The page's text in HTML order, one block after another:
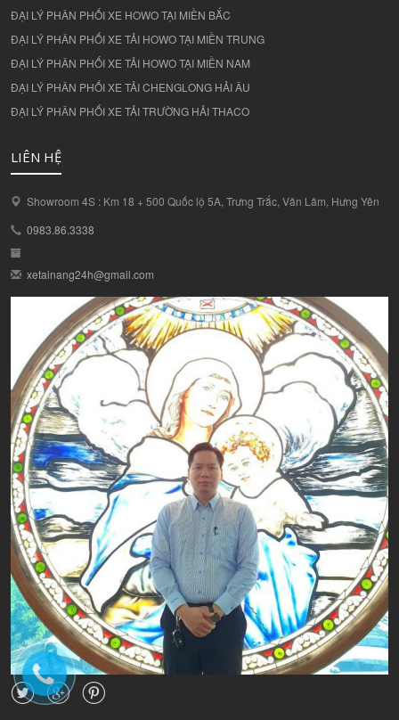
ĐẠI LÝ PHÂN PHỐI XE HOWO TẠI MIỀN BẮC
ĐẠI LÝ PHÂN PHỐI XE TẢI HOWO TẠI MIỀN TRUNG
ĐẠI LÝ PHÂN PHỐI XE TẢI HOWO TẠI MIỀN NAM
ĐẠI LÝ PHÂN PHỐI XE TẢI CHENGLONG HẢI ÂU
ĐẠI LÝ PHÂN PHỐI XE TẢI TRƯỜNG HẢI THACO
LIÊN HỆ
Showroom 4S : Km 18 + 500 Quốc lộ 5A, Trưng Trắc, Văn Lâm, Hưng Yên
0983.86.3338
xetainang24h@gmail.com